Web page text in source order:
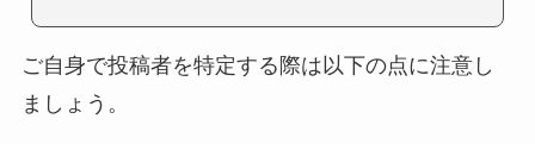
ご自身で投稿者を特定する際は以下の点に注意し
ましょう。